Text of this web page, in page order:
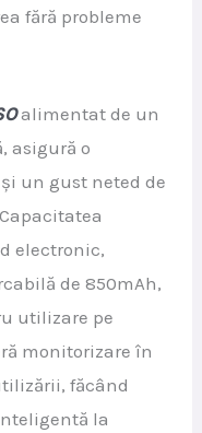
fără probleme
alimentat de un
asigură o
un gust neted de
electronic,
de 850mAh,
utilizare pe
monitorizare în
făcând
la